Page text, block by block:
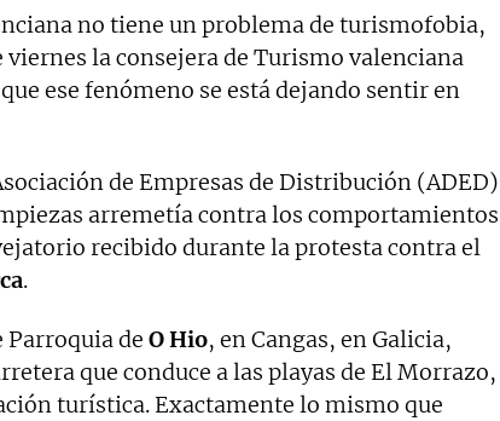
no tiene un problema de turismofobia,
la consejera de Turismo valenciana
ese fenómeno se está dejando sentir en
de Empresas de Distribución (ADED)
arremetía contra los comportamientos
recibido durante la protesta contra el
.
Parroquia de O Hio, en Cangas, en Galicia,
que conduce a las playas de El Morrazo,
turística. Exactamente lo mismo que